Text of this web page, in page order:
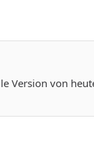
Version von